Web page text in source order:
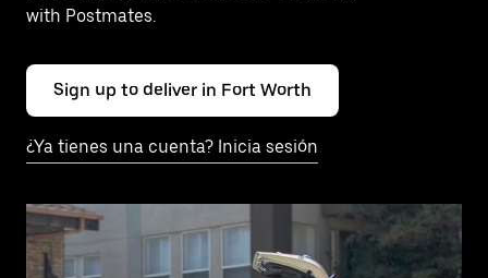
with Postmates.
Sign up to deliver in Fort Worth
¿Ya tienes una cuenta? Inicia sesión